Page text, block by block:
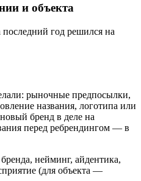
и объекта
год решился на
рыночные предпосылки,
названия, логотипа или
бренд в деле на
перед ребрендингом — в
нейминг, айдентика,
(для объекта —